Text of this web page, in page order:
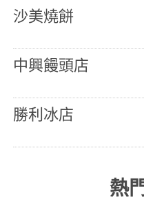
沙美燒餅
中興饅頭店
勝利冰店
熱